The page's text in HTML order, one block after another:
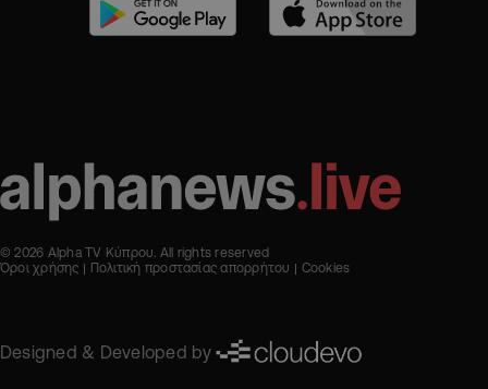
© 2026 Alpha TV Κύπρου. All rights reserved
Όροι χρήσης
Πολιτική προστασίας απορρήτου Cookies
Designed & Developed by